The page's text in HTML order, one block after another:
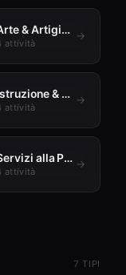
Arte & Artigianato
attività
→
Istruzione & Comunità
attività
→
Servizi alla Persona & Casa
attività
→
7 TIPI